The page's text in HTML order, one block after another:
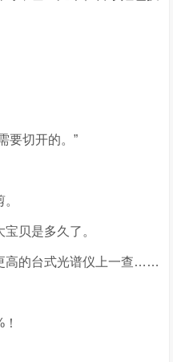
要切开的。”
贝是多久了。
高的台式光谱仪上一查……